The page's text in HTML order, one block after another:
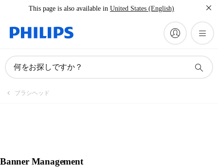
This page is also available in United States (English)
何をお探しですか？
ブラシヘッド
Banner Management